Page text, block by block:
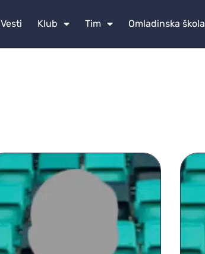
Vesti Klub Tim Omladinska škola